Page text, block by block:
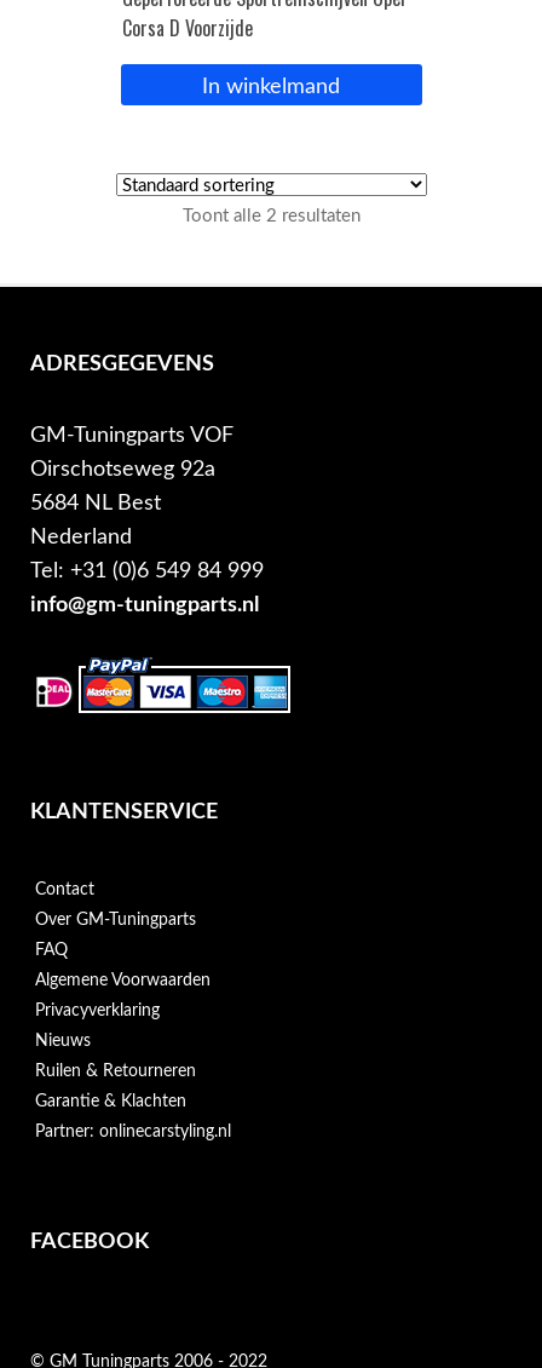
Corsa D Voorzijde
In winkelmand
Toont alle 2 resultaten
ADRESGEGEVENS
GM-Tuningparts VOF
Oirschotseweg 92a
5684 NL Best
Nederland
Tel: +31 (0)6 549 84 999
info@gm-tuningparts.nl
KLANTENSERVICE
Contact
Over GM-Tuningparts
FAQ
Algemene Voorwaarden
Privacyverklaring
Nieuws
Ruilen & Retourneren
Garantie & Klachten
Partner: onlinecarstyling.nl
FACEBOOK
© GM Tuningparts 2006 - 2022